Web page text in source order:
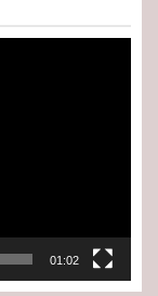
01:02